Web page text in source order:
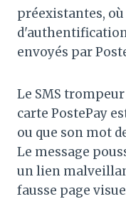
préexistantes,
envoyés par
Le SMS
carte PostePay
ou que son mot
Le message
un lien
fausse page